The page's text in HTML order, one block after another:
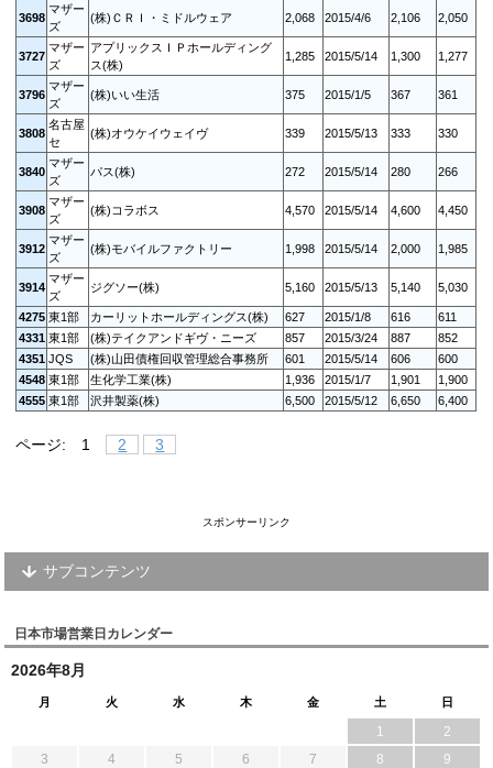
3698
マザー
ズ
(株)ＣＲＩ・ミドルウェア 2,068 2015/4/6 2,106 2,050
3727
マザー
ズ
アプリックスＩＰホールディング
ス(株)
1,285 2015/5/14 1,300 1,277
3796
マザー
ズ
(株)いい生活 375 2015/1/5 367 361
3808
名古屋
セ
(株)オウケイウェイヴ 339 2015/5/13 333 330
3840
マザー
ズ
パス(株) 272 2015/5/14 280 266
3908
マザー
ズ
(株)コラボス 4,570 2015/5/14 4,600 4,450
3912
マザー
ズ
(株)モバイルファクトリー 1,998 2015/5/14 2,000 1,985
3914
マザー
ズ
ジグソー(株) 5,160 2015/5/13 5,140 5,030
4275 東1部 カーリットホールディングス(株) 627 2015/1/8 616
611
4331 東1部 (株)テイクアンドギヴ・ニーズ 857 2015/3/24 887
852
4351 JQS (株)山田債権回収管理総合事務所 601 2015/5/14 606
600
4548 東1部 生化学工業(株) 1,936 2015/1/7 1,901
1,900
4555 東1部 沢井製薬(株) 6,500 2015/5/12 6,650 6,400
ページ: 1 2 3
スポンサーリンク
サブコンテンツ
日本市場営業日カレンダー
2026年8月
月 火 水 木 金 土 日
1
2
3
4 5 6 7 8
9